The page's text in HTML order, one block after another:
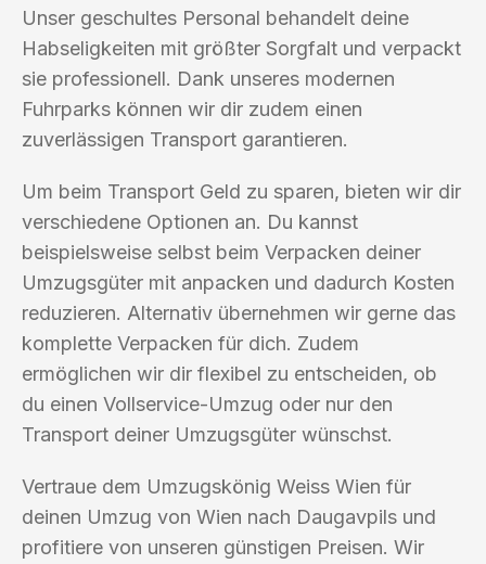
Unser geschultes Personal behandelt deine
Habseligkeiten mit größter Sorgfalt und verpackt
sie professionell. Dank unseres modernen
Fuhrparks können wir dir zudem einen
zuverlässigen Transport garantieren.
Um beim Transport Geld zu sparen, bieten wir dir
verschiedene Optionen an. Du kannst
beispielsweise selbst beim Verpacken deiner
Umzugsgüter mit anpacken und dadurch Kosten
reduzieren. Alternativ übernehmen wir gerne das
komplette Verpacken für dich. Zudem
ermöglichen wir dir flexibel zu entscheiden, ob
du einen Vollservice-Umzug oder nur den
Transport deiner Umzugsgüter wünschst.
Vertraue dem Umzugskönig Weiss Wien für
deinen Umzug von Wien nach Daugavpils und
profitiere von unseren günstigen Preisen. Wir